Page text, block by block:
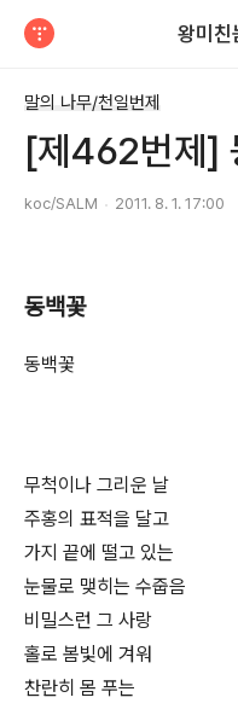
왕미친
말의 나무/천일번제
[제462번제]
koc/SALM 2011. 8. 1. 17:00
동백꽃
동백꽃
무척이나 그리운 날
주홍의 표적을 달고
가지 끝에 떨고 있는
눈물로 맺히는 수줍음
비밀스런 그 사랑
홀로 봄빛에 겨워
찬란히 몸 푸는